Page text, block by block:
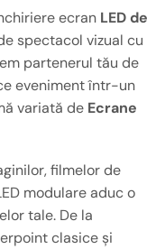
ecran LED de
spectacol vizual cu
partenerul tău de
eveniment într-un
variată de Ecrane
filmelor de
modulare aduc o
tale. De la
clasice și